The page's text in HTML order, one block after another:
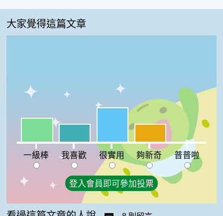
大家覺得這篇文章
一級棒:25%
我喜歡:19%
很實用:36%
夠新奇:19%
普普啦:0%
一級棒 我喜歡 很實用 夠新奇 普普啦
登入會員即可參加投票